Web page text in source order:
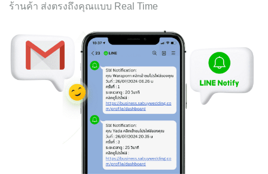
ร้านค้า ส่งตรงถึงคุณแบบ Real Time